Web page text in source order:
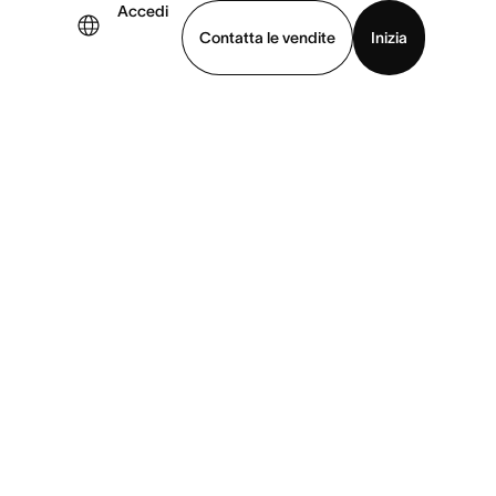
Accedi
Contatta le vendite
Inizia